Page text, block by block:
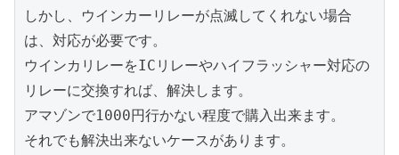
しかし、ウインカーリレーが点滅してくれない場合
は、対応が必要です。
ウインカリレーをICリレーやハイフラッシャー対応の
リレーに交換すれば、解決します。
アマゾンで1000円行かない程度で購入出来ます。
それでも解決出来ないケースがあります。